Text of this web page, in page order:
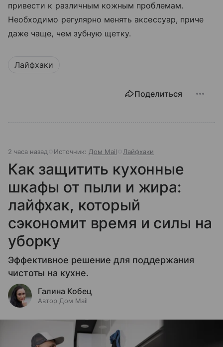
привести к различным кожным проблемам.
Необходимо регулярно менять аксессуар, приче
даже чаще, чем зубную щетку.
Лайфхаки
Поделиться
2 часа назад Источник: Дом Mail Лайфхаки
Как защитить кухонные
шкафы от пыли и жира:
лайфхак, который
сэкономит время и силы на
уборку
Эффективное решение для поддержания
чистоты на кухне.
Галина Кобец
Автор Дом Mail